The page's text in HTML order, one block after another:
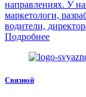
направлениях. У
маркетологи,
водители,
Подробнее
Связной